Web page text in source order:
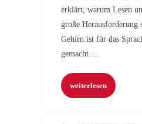
erklärt, warum Lesen
große Herausforderung
Gehirn ist für das
gemacht….
weiterlesen